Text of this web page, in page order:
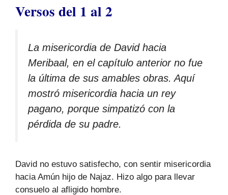
Versos del 1 al 2
La misericordia de David hacia
Meribaal, en el capítulo anterior no fue
la última de sus amables obras. Aquí
mostró misericordia hacia un rey
pagano, porque simpatizó con la
pérdida de su padre.
David no estuvo satisfecho, con sentir misericordia
hacia Amún hijo de Najaz. Hizo algo para llevar
consuelo al afligido hombre.